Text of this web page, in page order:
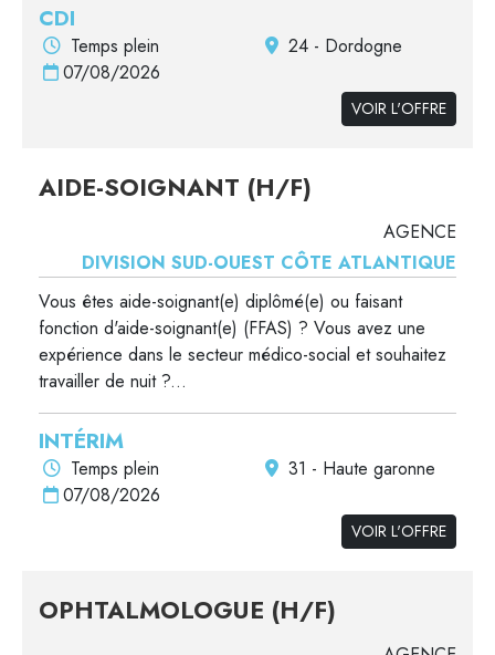
CDI
Temps plein
24 - Dordogne
07/08/2026
VOIR L'OFFRE
AIDE-SOIGNANT (H/F)
AGENCE
DIVISION SUD-OUEST CÔTE ATLANTIQUE
Vous êtes aide-soignant(e) diplômé(e) ou faisant
fonction d'aide-soignant(e) (FFAS) ? Vous avez une
expérience dans le secteur médico-social et souhaitez
travailler de nuit ?...
INTÉRIM
Temps plein
31 - Haute garonne
07/08/2026
VOIR L'OFFRE
OPHTALMOLOGUE (H/F)